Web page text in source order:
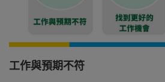
工作與預期不符